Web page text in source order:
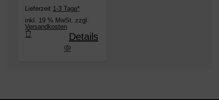
Lieferzeit 1-3 Tage*
inkl. 19 % MwSt. zzgl.
Versandkosten
Deckeneinbau-Lautsprecher EN 54-24
Details